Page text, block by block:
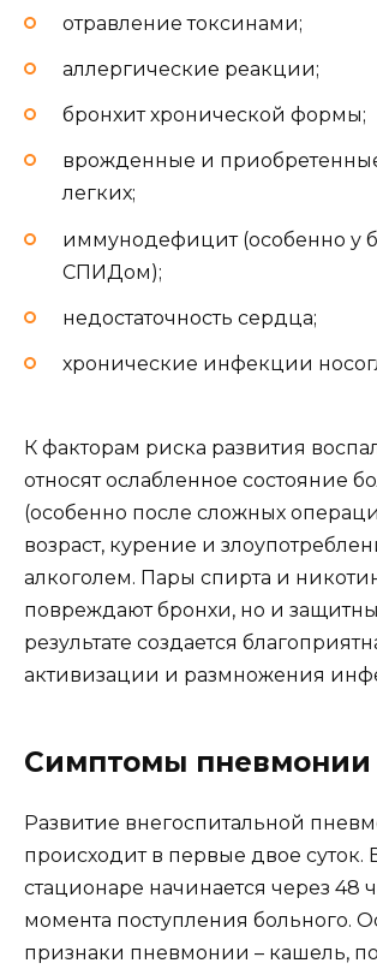
отравление токсинами;
аллергические реакции;
бронхит хронической формы;
врожденные и
легких;
иммунодефицит (особенно у
СПИДом);
недостаточность сердца;
хронические инфекции
К факторам риска развития
относят ослабленное состояние
(особенно после сложных
возраст, курение и
алкоголем. Пары спирта и
повреждают бронхи, но и
результате создается
активизации и размножения
Симптомы пневмонии
Развитие внегоспитальной
происходит в первые двое суток.
стационаре начинается через 48
момента поступления больного.
признаки пневмонии – кашель,